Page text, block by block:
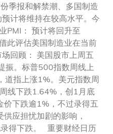
季报和解禁潮、多国制造
计将维持在较高水平。今
PMI： 预计将回升至
此评估美国制造业在当前
回顾： 美国股市上周五
振。标普500指数周线上
指上涨1%。美元指数周
线下跌1.64%，创1月底
价下跌逾1%，不过录得五
应担忧加剧的影响，
得下跌。 重要财经日历